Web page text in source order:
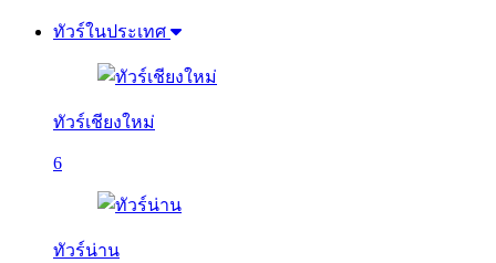
ทัวร์ในประเทศ
ทัวร์เชียงใหม่
6
ทัวร์น่าน